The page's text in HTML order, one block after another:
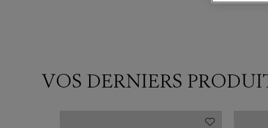
VOS DERNIERS